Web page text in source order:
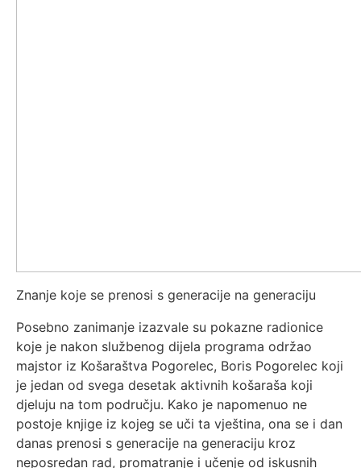
Znanje koje se prenosi s generacije na generaciju
Posebno zanimanje izazvale su pokazne radionice
koje je nakon službenog dijela programa održao
majstor iz Košaraštva Pogorelec, Boris Pogorelec koji
je jedan od svega desetak aktivnih košaraša koji
djeluju na tom području. Kako je napomenuo ne
postoje knjige iz kojeg se uči ta vještina, ona se i dan
danas prenosi s generacije na generaciju kroz
neposredan rad, promatranje i učenje od iskusnih